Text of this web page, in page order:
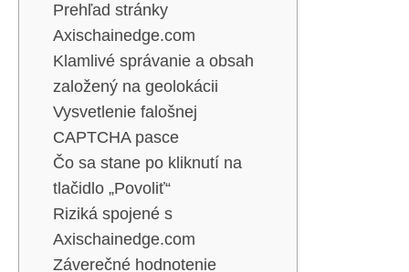
Prehľad stránky
Axischainedge.com
Klamlivé správanie a obsah
založený na geolokácii
Vysvetlenie falošnej
CAPTCHA pasce
Čo sa stane po kliknutí na
tlačidlo „Povoliť“
Riziká spojené s
Axischainedge.com
Záverečné hodnotenie